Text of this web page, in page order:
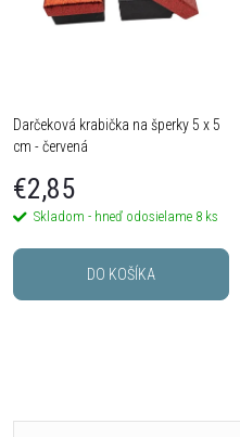
Darčeková krabička na šperky 5 x 5
cm - červená
€2,85
Skladom - hneď odosielame 8 ks
DO KOŠÍKA